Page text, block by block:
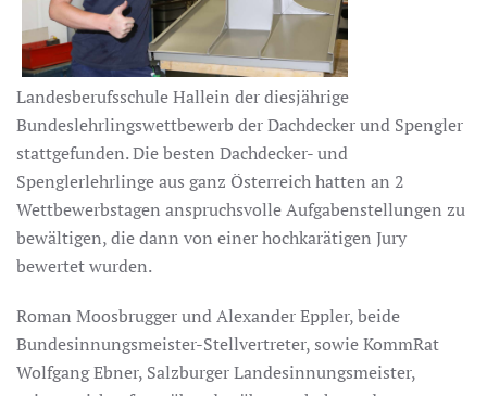
Landesberufsschule Hallein der diesjährige
Bundeslehrlingswettbewerb der Dachdecker und Spengler
stattgefunden. Die besten Dachdecker- und
Spenglerlehrlinge aus ganz Österreich hatten an 2
Wettbewerbstagen anspruchsvolle Aufgabenstellungen zu
bewältigen, die dann von einer hochkarätigen Jury
bewertet wurden.
Roman Moosbrugger und Alexander Eppler, beide
Bundesinnungsmeister-Stellvertreter, sowie KommRat
Wolfgang Ebner, Salzburger Landesinnungsmeister,